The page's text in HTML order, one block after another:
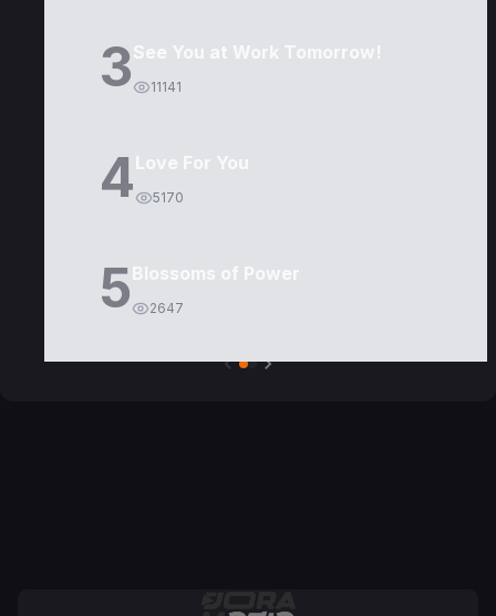
3See You at Work Tomorrow!
11141
4Love For You
5170
5Blossoms of Power
2647